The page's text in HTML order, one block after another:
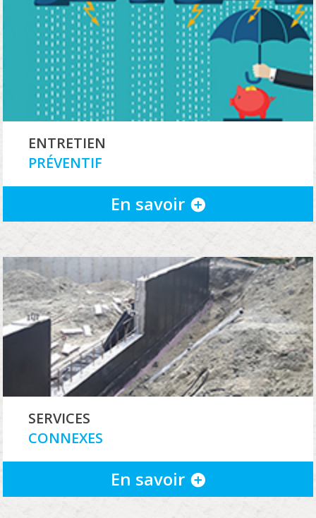
ENTRETIEN
PRÉVENTIF
En savoir
SERVICES
CONNEXES
En savoir